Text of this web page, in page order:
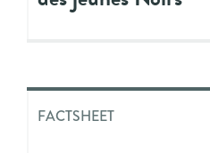
FACTSHEET